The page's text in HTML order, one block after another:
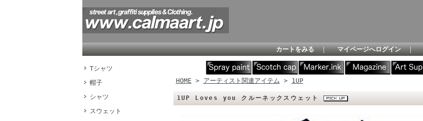
カートをみる ｜ マイページへログイン ｜
Tシャツ
帽子
シャツ
スウェット
HOME > アーティスト関連アイテム > 1UP
1UP Loves you クルーネックスウェット